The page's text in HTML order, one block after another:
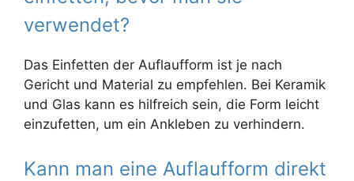
verwendet?
Das Einfetten der Auflaufform ist je nach
Gericht und Material zu empfehlen. Bei Keramik
und Glas kann es hilfreich sein, die Form leicht
einzufetten, um ein Ankleben zu verhindern.
Kann man eine Auflaufform direkt